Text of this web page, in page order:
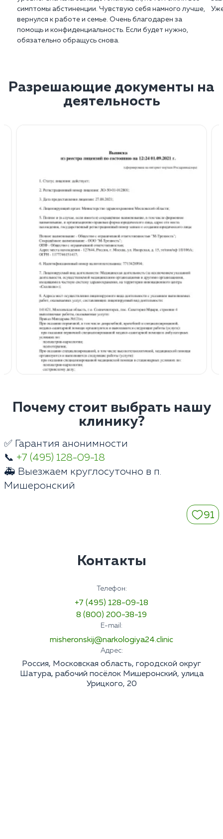
симптомы абстиненции. Чувствую себя намного лучше,
вернулся к работе и семье. Очень благодарен за
помощь и конфиденциальность. Если будет нужно,
обязательно обращусь снова.
Разрешающие документы на
деятельность
Почему стоит выбрать нашу
клинику?
✅ Гарантия анонимности
📞 +7 (495) 128-09-18
🚑 Выезжаем круглосуточно в п.
Мишеронский
91
Контакты
Телефон:
+7 (495) 128-09-18
8 (800) 200-38-19
E-mail:
misheronskij@narkologiya24.clinic
Адрес:
Россия, Московская область, городской округ
Шатура, рабочий посёлок Мишеронский, улица
Урицкого, 20